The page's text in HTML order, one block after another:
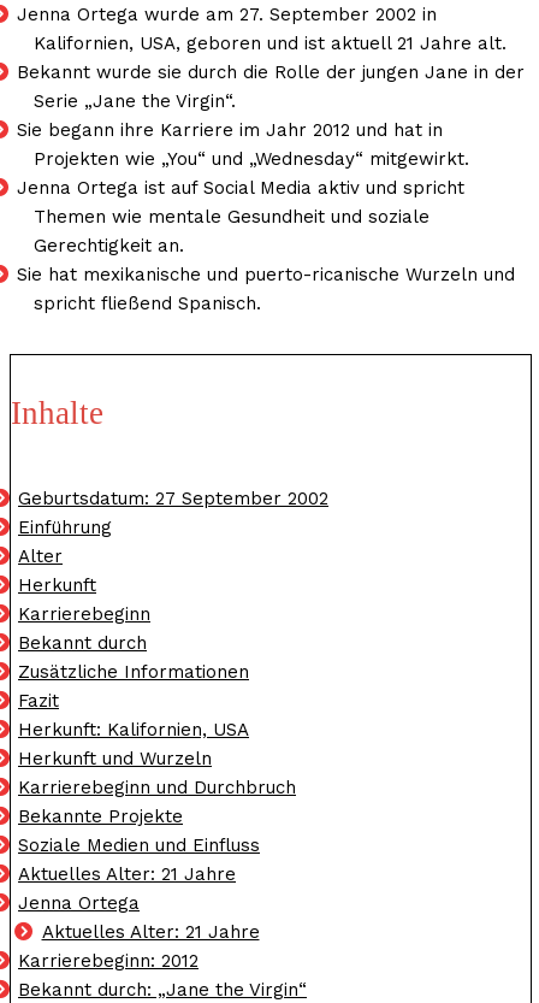
Jenna Ortega wurde am 27. September 2002 in
Kalifornien, USA, geboren und ist aktuell 21 Jahre alt.
Bekannt wurde sie durch die Rolle der jungen Jane in der
Serie „Jane the Virgin“.
Sie begann ihre Karriere im Jahr 2012 und hat in
Projekten wie „You“ und „Wednesday“ mitgewirkt.
Jenna Ortega ist auf Social Media aktiv und spricht
Themen wie mentale Gesundheit und soziale
Gerechtigkeit an.
Sie hat mexikanische und puerto-ricanische Wurzeln und
spricht fließend Spanisch.
Inhalte
Geburtsdatum: 27 September 2002
Einführung
Alter
Herkunft
Karrierebeginn
Bekannt durch
Zusätzliche Informationen
Fazit
Herkunft: Kalifornien, USA
Herkunft und Wurzeln
Karrierebeginn und Durchbruch
Bekannte Projekte
Soziale Medien und Einfluss
Aktuelles Alter: 21 Jahre
Jenna Ortega
Aktuelles Alter: 21 Jahre
Karrierebeginn: 2012
Bekannt durch: „Jane the Virgin“